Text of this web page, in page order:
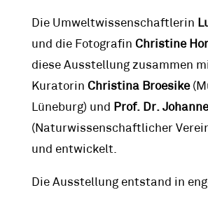
Die Umweltwissenschaftlerin
und die Fotografin Christine
diese Ausstellung zusammen
Kuratorin Christina Broesike
Lüneburg) und Prof. Dr.
(Naturwissenschaftlicher
und entwickelt.
Die Ausstellung entstand in